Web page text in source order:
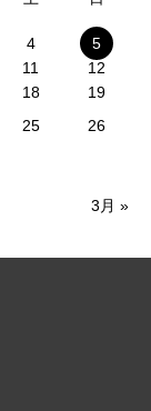
4
5
11
12
18
19
25
26
3月 »